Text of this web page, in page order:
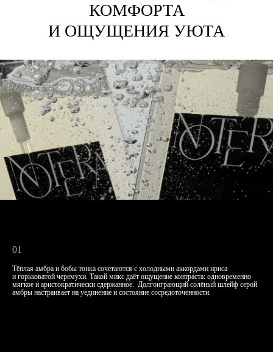
КОМФОРТА
И ОЩУЩЕНИЯ УЮТА
01
Тёплая амбра и бобы тонка сочетаются с холодными аккордами ириса
и горьковатой черемухи. Такой микс даёт ощущение контраста: одновременно
мягкое и аристократически сдержанное. Долгоиграющий солёный шлейф серой
амбры настраивает на уединение и состояние сосредоточенности.